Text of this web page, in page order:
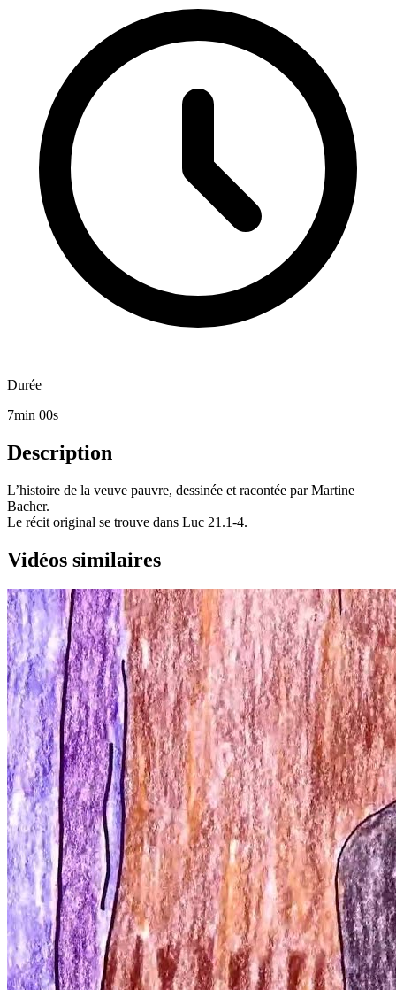
Durée
7min 00s
Description
L’histoire de la veuve pauvre, dessinée et racontée par Martine
Bacher.
Le récit original se trouve dans Luc 21.1-4.
Vidéos similaires